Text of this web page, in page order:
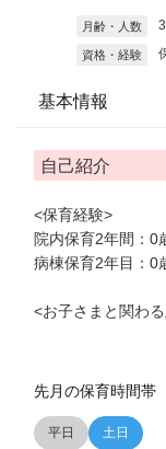
月齢・人数
資格・経験
基本情報
自己紹介
<保育経験>
院内保育2年間：
病棟保育2年目：0
<お子さまと関わ
先月の保育時間帯
平日 土日